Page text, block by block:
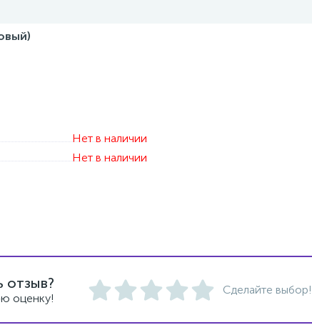
Нет в наличии
Нет в наличии
отзыв?
оценку!
Сделайте выбор!